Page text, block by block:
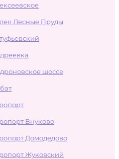
Лесные Пруды
шоссе
Внуково
Домодедово
Жуковский